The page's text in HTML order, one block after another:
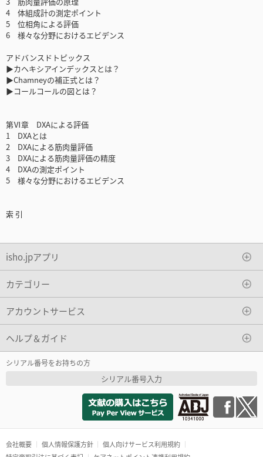
4 体組成計の測定ポイント
5 位相角による評価
6 様々な分野におけるエビデンス
アドバンスドトピックス
▶カヘキシアインデックスとは？
▶Chamneyの補正式とは？
▶コールコールの図とは？
第Ⅵ章 DXAによる評価
1 DXAとは
2 DXAによる筋肉量評価
3 DXAによる筋肉量評価の精度
4 DXAの測定ポイント
5 様々な分野におけるエビデンス
索 引
isho.jpアプリ
カテゴリー
アカウントサービス
ヘルプ＆ガイド
シリアル番号をお持ちの方
シリアル番号入力
会社概要 個人情報保護方針
個人向けサービス利用規約